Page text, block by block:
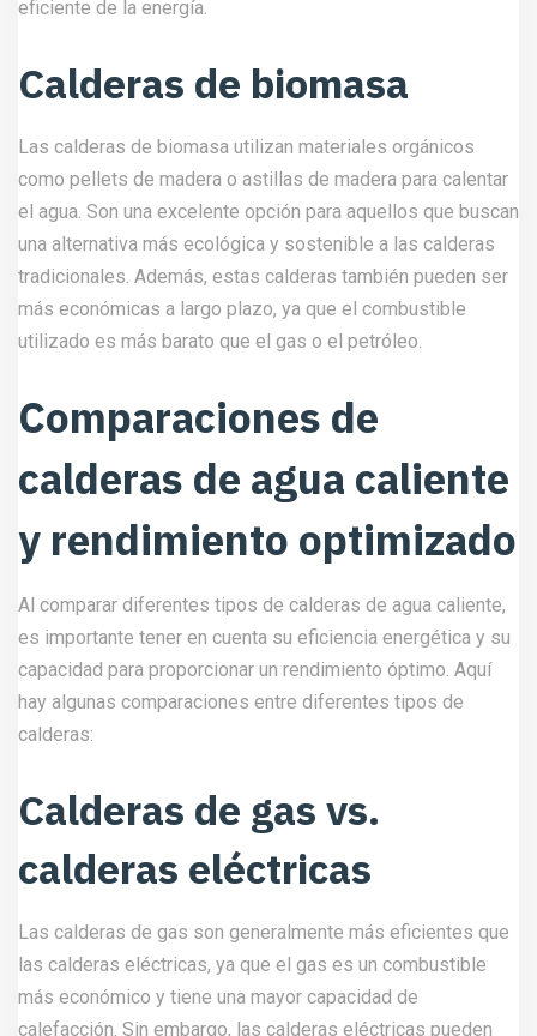
eficiente de la energía.
Calderas de biomasa
Las calderas de biomasa utilizan materiales orgánicos
como pellets de madera o astillas de madera para calentar
el agua. Son una excelente opción para aquellos que buscan
una alternativa más ecológica y sostenible a las calderas
tradicionales. Además, estas calderas también pueden ser
más económicas a largo plazo, ya que el combustible
utilizado es más barato que el gas o el petróleo.
Comparaciones de
calderas de agua caliente
y rendimiento optimizado
Al comparar diferentes tipos de calderas de agua caliente,
es importante tener en cuenta su eficiencia energética y su
capacidad para proporcionar un rendimiento óptimo. Aquí
hay algunas comparaciones entre diferentes tipos de
calderas:
Calderas de gas vs.
calderas eléctricas
Las calderas de gas son generalmente más eficientes que
las calderas eléctricas, ya que el gas es un combustible
más económico y tiene una mayor capacidad de
calefacción. Sin embargo, las calderas eléctricas pueden